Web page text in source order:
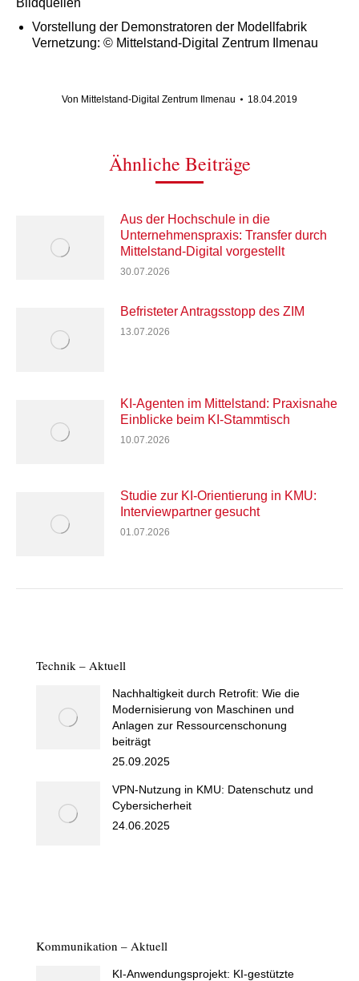
Vorstellung der Demonstratoren der Modellfabrik
Vernetzung: © Mittelstand-Digital Zentrum Ilmenau
Von Mittelstand-Digital Zentrum Ilmenau 18.04.2019
Ähnliche Beiträge
Aus der Hochschule in die
Unternehmenspraxis: Transfer durch
Mittelstand-Digital vorgestellt
30.07.2026
Befristeter Antragsstopp des ZIM
13.07.2026
KI-Agenten im Mittelstand: Praxisnahe
Einblicke beim KI-Stammtisch
10.07.2026
Studie zur KI-Orientierung in KMU:
Interviewpartner gesucht
01.07.2026
Technik – Aktuell
Nachhaltigkeit durch Retrofit: Wie die
Modernisierung von Maschinen und
Anlagen zur Ressourcenschonung
beiträgt
25.09.2025
VPN-Nutzung in KMU: Datenschutz und
Cybersicherheit
24.06.2025
Kommunikation – Aktuell
KI-Anwendungsprojekt: KI-gestützte